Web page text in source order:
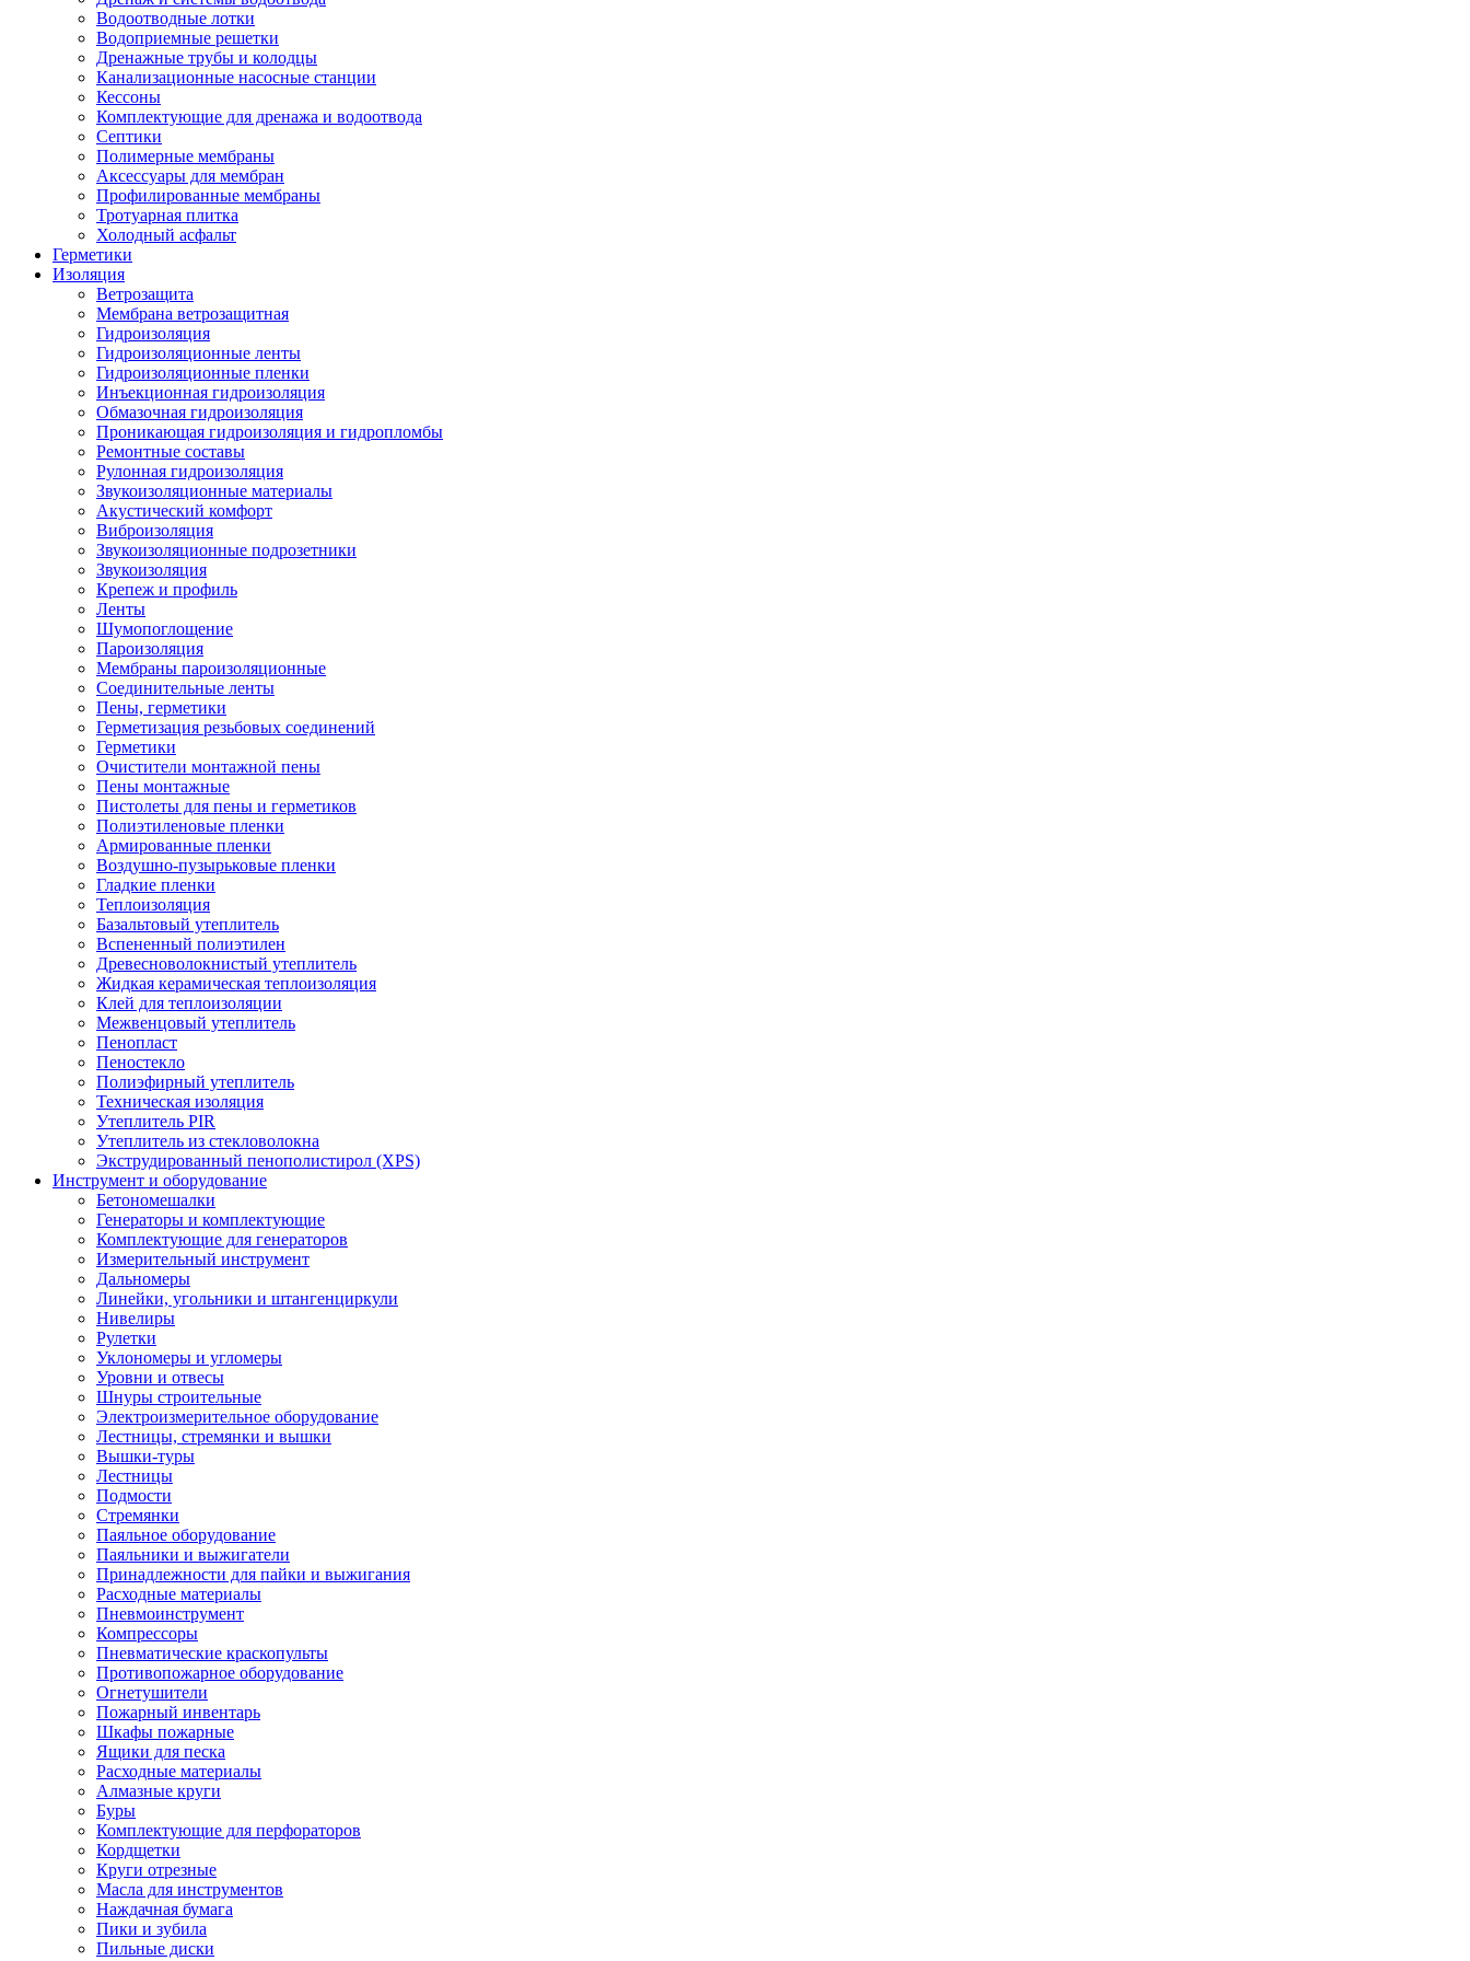
Водоотводные лотки
Водоприемные решетки
Дренажные трубы и колодцы
Канализационные насосные станции
Кессоны
Комплектующие для дренажа и водоотвода
Септики
Полимерные мембраны
Аксессуары для мембран
Профилированные мембраны
Тротуарная плитка
Холодный асфальт
Герметики
Изоляция
Ветрозащита
Мембрана ветрозащитная
Гидроизоляция
Гидроизоляционные ленты
Гидроизоляционные пленки
Инъекционная гидроизоляция
Обмазочная гидроизоляция
Проникающая гидроизоляция и гидропломбы
Ремонтные составы
Рулонная гидроизоляция
Звукоизоляционные материалы
Акустический комфорт
Виброизоляция
Звукоизоляционные подрозетники
Звукоизоляция
Крепеж и профиль
Ленты
Шумопоглощение
Пароизоляция
Мембраны пароизоляционные
Соединительные ленты
Пены, герметики
Герметизация резьбовых соединений
Герметики
Очистители монтажной пены
Пены монтажные
Пистолеты для пены и герметиков
Полиэтиленовые пленки
Армированные пленки
Воздушно-пузырьковые пленки
Гладкие пленки
Теплоизоляция
Базальтовый утеплитель
Вспененный полиэтилен
Древесноволокнистый утеплитель
Жидкая керамическая теплоизоляция
Клей для теплоизоляции
Межвенцовый утеплитель
Пенопласт
Пеностекло
Полиэфирный утеплитель
Техническая изоляция
Утеплитель PIR
Утеплитель из стекловолокна
Экструдированный пенополистирол (XPS)
Инструмент и оборудование
Бетономешалки
Генераторы и комплектующие
Комплектующие для генераторов
Измерительный инструмент
Дальномеры
Линейки, угольники и штангенциркули
Нивелиры
Рулетки
Уклономеры и угломеры
Уровни и отвесы
Шнуры строительные
Электроизмерительное оборудование
Лестницы, стремянки и вышки
Вышки-туры
Лестницы
Подмости
Стремянки
Паяльное оборудование
Паяльники и выжигатели
Принадлежности для пайки и выжигания
Расходные материалы
Пневмоинструмент
Компрессоры
Пневматические краскопульты
Противопожарное оборудование
Огнетушители
Пожарный инвентарь
Шкафы пожарные
Ящики для песка
Расходные материалы
Алмазные круги
Буры
Комплектующие для перфораторов
Кордщетки
Круги отрезные
Масла для инструментов
Наждачная бумага
Пики и зубила
Пильные диски